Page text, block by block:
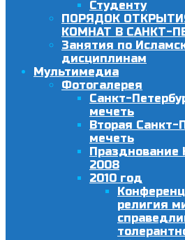
Студенту
ПОРЯДОК
КОМНАТ В САНКТ-
Занятия по
дисциплинам
Мультимедиа
Фотогалерея
Санкт-
мечеть
Вторая Санкт-
мечеть
Празднование
2008
2010 год
религия